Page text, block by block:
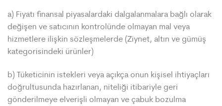
a) Fiyatı finansal piyasalardaki dalgalanmalara bağlı olarak
değişen ve satıcının kontrolünde olmayan mal veya
hizmetlere ilişkin sözleşmelerde (Ziynet, altın ve gümüş
kategorisindeki ürünler)
b) Tüketicinin istekleri veya açıkça onun kişisel ihtiyaçları
doğrultusunda hazırlanan, niteliği itibariyle geri
gönderilmeye elverişli olmayan ve çabuk bozulma